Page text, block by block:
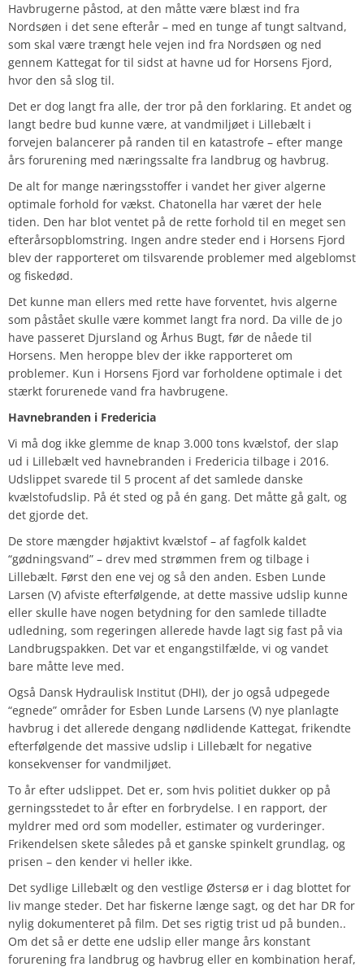
Havbrugerne påstod, at den måtte være blæst ind fra
Nordsøen i det sene efterår – med en tunge af tungt saltvand,
som skal være trængt hele vejen ind fra Nordsøen og ned
gennem Kattegat for til sidst at havne ud for Horsens Fjord,
hvor den så slog til.
Det er dog langt fra alle, der tror på den forklaring. Et andet og
langt bedre bud kunne være, at vandmiljøet i Lillebælt i
forvejen balancerer på randen til en katastrofe – efter mange
års forurening med næringssalte fra landbrug og havbrug.
De alt for mange næringsstoffer i vandet her giver algerne
optimale forhold for vækst. Chatonella har været der hele
tiden. Den har blot ventet på de rette forhold til en meget sen
efterårsopblomstring. Ingen andre steder end i Horsens Fjord
blev der rapporteret om tilsvarende problemer med algeblomst
og fiskedød.
Det kunne man ellers med rette have forventet, hvis algerne
som påstået skulle være kommet langt fra nord. Da ville de jo
have passeret Djursland og Århus Bugt, før de nåede til
Horsens. Men heroppe blev der ikke rapporteret om
problemer. Kun i Horsens Fjord var forholdene optimale i det
stærkt forurenede vand fra havbrugene.
Havnebranden i Fredericia
Vi må dog ikke glemme de knap 3.000 tons kvælstof, der slap
ud i Lillebælt ved havnebranden i Fredericia tilbage i 2016.
Udslippet svarede til 5 procent af det samlede danske
kvælstofudslip. På ét sted og på én gang. Det måtte gå galt, og
det gjorde det.
De store mængder højaktivt kvælstof – af fagfolk kaldet
“gødningsvand” – drev med strømmen frem og tilbage i
Lillebælt. Først den ene vej og så den anden. Esben Lunde
Larsen (V) afviste efterfølgende, at dette massive udslip kunne
eller skulle have nogen betydning for den samlede tilladte
udledning, som regeringen allerede havde lagt sig fast på via
Landbrugspakken. Det var et engangstilfælde, vi og vandet
bare måtte leve med.
Også Dansk Hydraulisk Institut (DHI), der jo også udpegede
“egnede” områder for Esben Lunde Larsens (V) nye planlagte
havbrug i det allerede dengang nødlidende Kattegat, frikendte
efterfølgende det massive udslip i Lillebælt for negative
konsekvenser for vandmiljøet.
To år efter udslippet. Det er, som hvis politiet dukker op på
gerningsstedet to år efter en forbrydelse. I en rapport, der
myldrer med ord som modeller, estimater og vurderinger.
Frikendelsen skete således på et ganske spinkelt grundlag, og
prisen – den kender vi heller ikke.
Det sydlige Lillebælt og den vestlige Østersø er i dag blottet for
liv mange steder. Det har fiskerne længe sagt, og det har DR for
nylig dokumenteret på film. Det ses rigtig trist ud på bunden..
Om det så er dette ene udslip eller mange års konstant
forurening fra landbrug og havbrug eller en kombination heraf,